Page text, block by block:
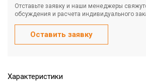
Отставьте заявку и наши менеджеры
обсуждения и расчета индивидуального
Оставить заявку
Характеристики